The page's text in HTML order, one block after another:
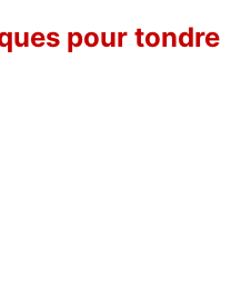
pour tondre